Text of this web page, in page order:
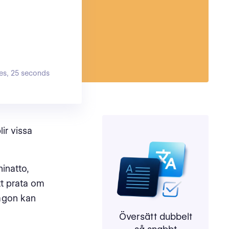
25 seconds
vissa
prata om
kan
Översätt dubbelt